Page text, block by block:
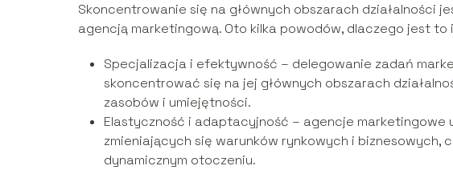
Skoncentrowanie się na głównych obszarach działalności
agencją marketingową. Oto kilka powodów, dlaczego jest to
Specjalizacja i efektywność – delegowanie zadań
skoncentrować się na jej głównych obszarach
zasobów i umiejętności.
Elastyczność i adaptacyjność – agencje marketingowe
zmieniających się warunków rynkowych i biznesowych,
dynamicznym otoczeniu.